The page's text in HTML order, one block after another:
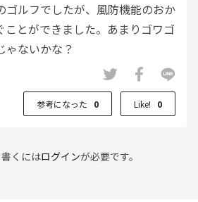
ゴルフでしたが、風防機能のおか
ことができました。あまりゴワゴ
ゃないかな？
参考になった 0 Like! 0
くにはログインが必要です。